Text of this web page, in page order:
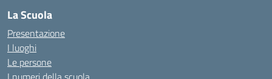
La Scuola
Presentazione
I luoghi
Le persone